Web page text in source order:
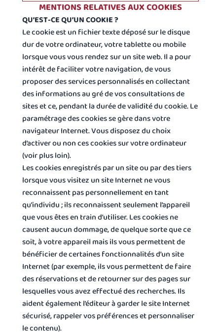
MENTIONS RELATIVES AUX COOKIES
QU’EST-CE QU’UN COOKIE ?
Le cookie est un fichier texte déposé sur le disque
dur de votre ordinateur, votre tablette ou mobile
lorsque vous vous rendez sur un site web. Il a pour
intérêt de faciliter votre navigation, de vous
proposer des services personnalisés en collectant
des informations au gré de vos consultations de
sites et ce, pendant la durée de validité du cookie. Le
paramétrage des cookies se gère dans votre
navigateur Internet. Vous disposez du choix
d’activer ou non ces cookies sur votre ordinateur
(voir plus loin).
Les cookies enregistrés par un site ou par des tiers
lorsque vous visitez un site Internet ne vous
reconnaissent pas personnellement en tant
qu’individu ; ils reconnaissent seulement l’appareil
que vous êtes en train d’utiliser. Les cookies ne
causent aucun dommage, de quelque sorte que ce
soit, à votre appareil mais ils vous permettent de
bénéficier de certaines fonctionnalités d’un site
Internet (par exemple, ils vous permettent de faire
des réservations et de retourner sur des pages sur
lesquelles vous avez effectué des recherches. Ils
aident également l’éditeur à garder le site Internet
sécurisé, rappeler vos préférences et personnaliser
le contenu).